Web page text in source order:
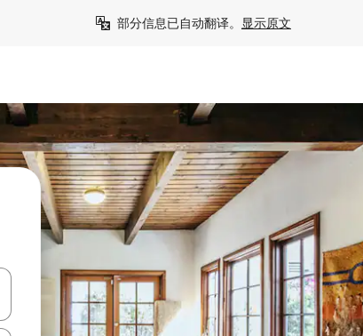
部分信息已自动翻译。 显示原文
滑动手势浏览。